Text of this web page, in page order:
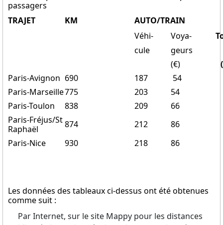
passagers
TRAJET
KM
AUTO/TRAIN
Véhi-
cule
Voya-
geurs
(€)
Paris-Avignon 690 187
54
Paris-Marseille775 203
54
Paris-Toulon
838 209
66
Paris-Fréjus/St
Raphaël
874 212
86
Paris-Nice
930 218 86
Les données des tableaux ci-dessus ont été obtenues
comme suit :
Par Internet, sur le site Mappy pour les distances